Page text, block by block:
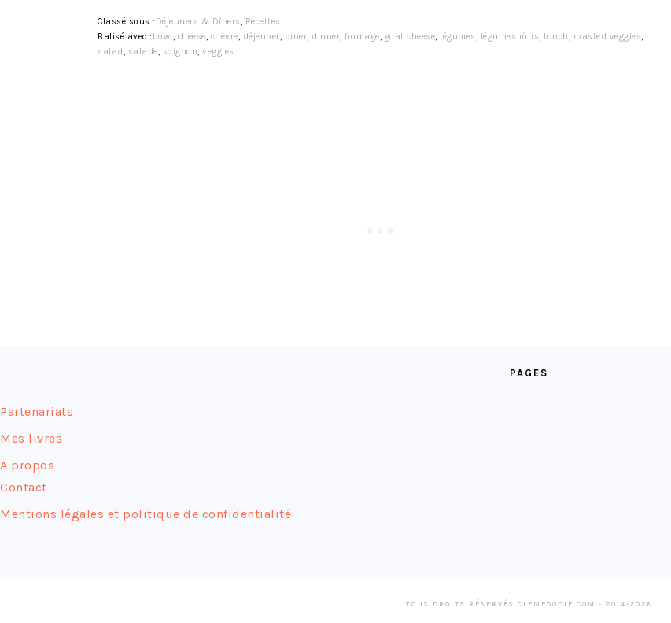
Classé sous : Déjeuners & Dîners, Recettes
Balisé avec : bowl , cheese, chèvre, déjeuner, diner, dinner, fromage, goat cheese, légumes, légumes rôtis, lunch, roasted veggies,
salad , salade, soignon, veggies
PAGES
Partenariats
Mes livres
A propos
Contact
Mentions légales et politique de confidentialité
TOUS DROITS RÉSERVÉS CLEMFOODIE.COM - 2014-2026